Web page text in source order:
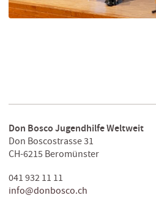
Don Bosco Jugendhilfe Weltweit
Don Boscostrasse 31
CH-6215 Beromünster
041 932 11 11
info@donbosco.ch